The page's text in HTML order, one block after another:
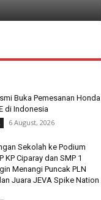
Rahasia
Buka Pemesanan Honda
di Indonesia
6 August, 2026
Sekolah ke Podium
KP Ciparay dan SMP 1
Menangi Puncak PLN
Juara JEVA Spike Nation